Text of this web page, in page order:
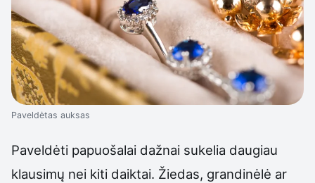
Paveldėtas auksas
Paveldėti papuošalai dažnai sukelia daugiau
klausimų nei kiti daiktai. Žiedas, grandinėlė ar